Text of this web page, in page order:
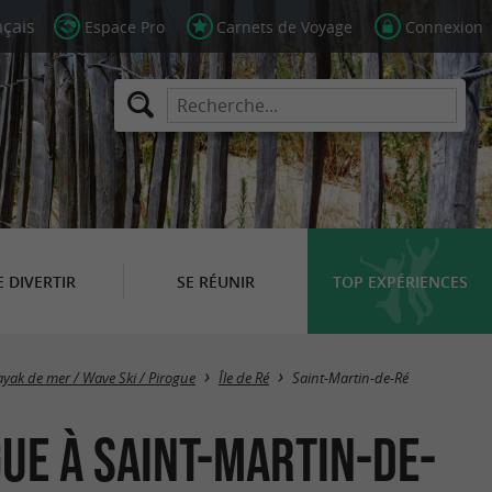
Espace Pro Carnets de Voyage Connexion
DIVERTIR SE RÉUNIR TOP EXPÉRIENCES
Masquer la carte
de mer / Wave Ski / Pirogue Île de Ré Saint-Martin-de-Ré
à Saint-Martin-de-